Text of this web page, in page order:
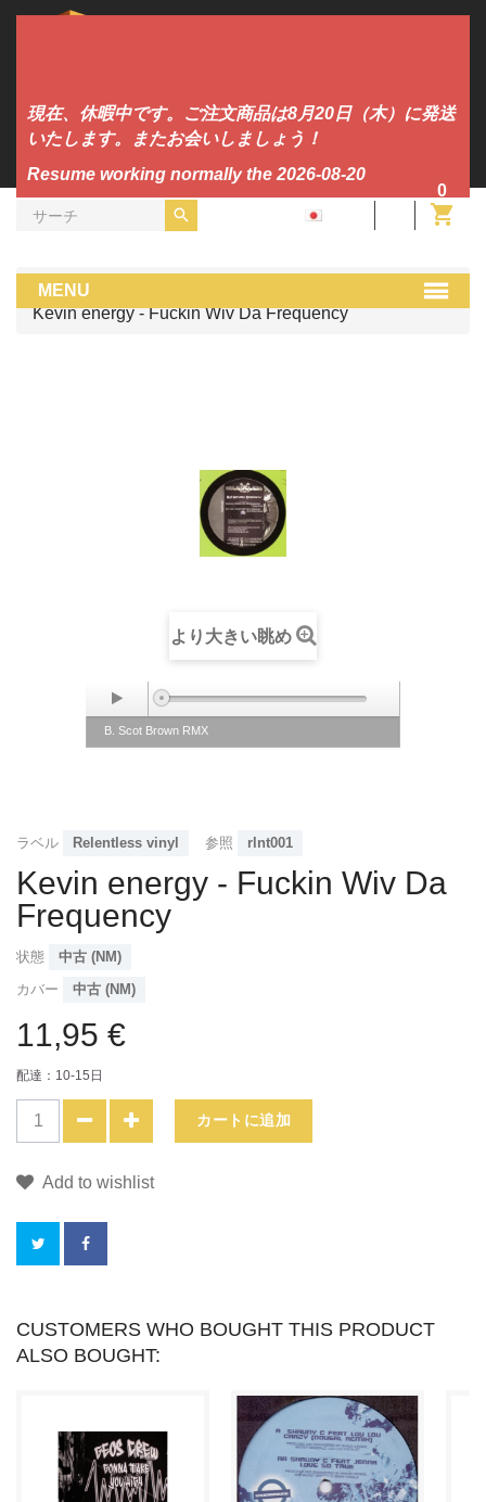
現在、休暇中です。ご注文商品は8月20日（木）に発送
いたします。またお会いしましょう！
Resume working normally the 2026-08-20
0
MENUビニール
Kevin energy - Fuckin Wiv Da Frequency
より大きい眺め
B. Scot Brown RMX
ラベル Relentless vinyl 参照 rlnt001
Kevin energy - Fuckin Wiv Da
Frequency
状態
中古 (NM)
カバー
中古 (NM)
11,95 €
配達：10-15日
カートに追加
Add to wishlist
の
品
を
CUSTOMERS WHO BOUGHT THIS PRODUCT
ALSO BOUGHT: